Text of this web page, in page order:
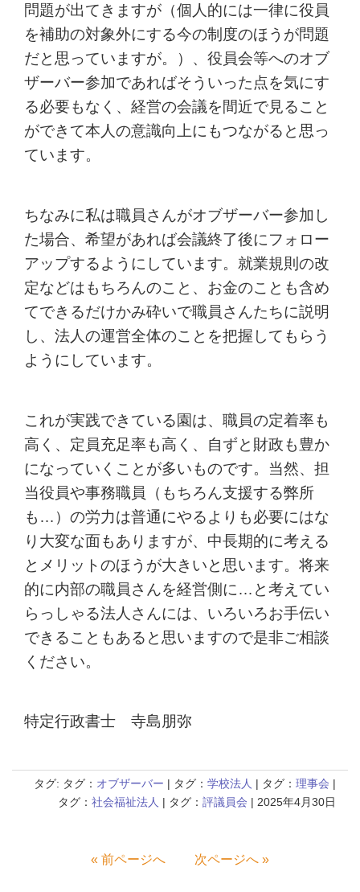
問題が出てきますが（個人的には一律に役員
を補助の対象外にする今の制度のほうが問題
だと思っていますが。）、役員会等へのオブ
ザーバー参加であればそういった点を気にす
る必要もなく、経営の会議を間近で見ること
ができて本人の意識向上にもつながると思っ
ています。
ちなみに私は職員さんがオブザーバー参加し
た場合、希望があれば会議終了後にフォロー
アップするようにしています。就業規則の改
定などはもちろんのこと、お金のことも含め
てできるだけかみ砕いで職員さんたちに説明
し、法人の運営全体のことを把握してもらう
ようにしています。
これが実践できている園は、職員の定着率も
高く、定員充足率も高く、自ずと財政も豊か
になっていくことが多いものです。当然、担
当役員や事務職員（もちろん支援する弊所
も…）の労力は普通にやるよりも必要にはな
り大変な面もありますが、中長期的に考える
とメリットのほうが大きいと思います。将来
的に内部の職員さんを経営側に…と考えてい
らっしゃる法人さんには、いろいろお手伝い
できることもあると思いますので是非ご相談
ください。
特定行政書士 寺島朋弥
タグ: タグ： オブザーバー | タグ： 学校法人 | タグ： 理事会 |
タグ： 社会福祉法人 | タグ： 評議員会 | 2025年4月30日
« 前ページへ 次ページへ »